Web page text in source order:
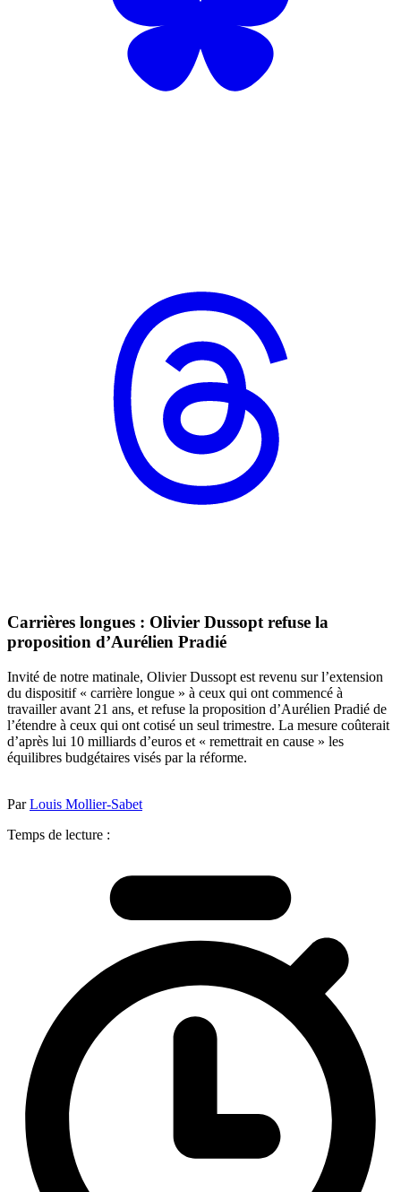
Carrières longues : Olivier Dussopt refuse la
proposition d’Aurélien Pradié
Invité de notre matinale, Olivier Dussopt est revenu sur l’extension
du dispositif « carrière longue » à ceux qui ont commencé à
travailler avant 21 ans, et refuse la proposition d’Aurélien Pradié de
l’étendre à ceux qui ont cotisé un seul trimestre. La mesure coûterait
d’après lui 10 milliards d’euros et « remettrait en cause » les
équilibres budgétaires visés par la réforme.
ParLouis Mollier-Sabet
Temps de lecture :